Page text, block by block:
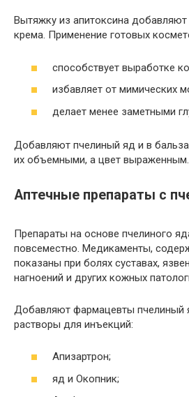
Вытяжку из апитоксина добавляют
крема. Применение готовых
способствует выработке
избавляет от мимических
делает менее заметными
Добавляют пчелиный яд и в
их объемными, а цвет выраженным.
Аптечные препараты с
Препараты на основе пчелиного
повсеместно. Медикаменты,
показаны при болях суставах,
нагноений и других кожных
Добавляют фармацевты пчелиный
растворы для инъекций:
Апизартрон;
яд и Окопник;